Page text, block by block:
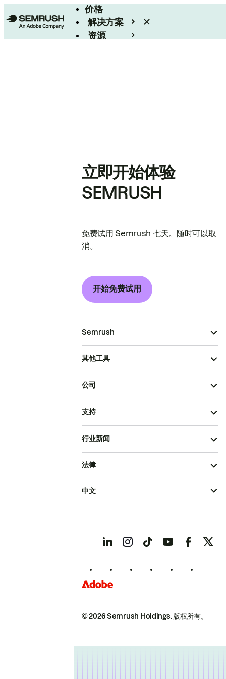
价格
解决方案
资源
立即开始体验
SEMRUSH
免费试用 Semrush 七天。随时可以取
消。
开始免费试用
Semrush
其他工具
公司
支持
行业新闻
© 2026 Semrush Holdings.版权所有。
法律
中文